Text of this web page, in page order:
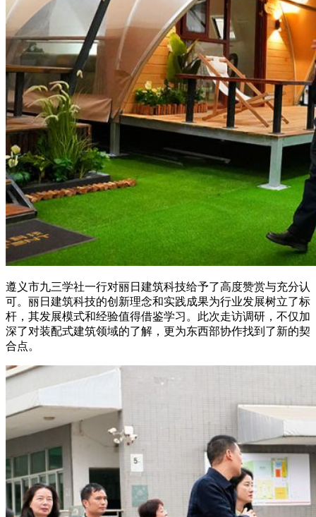
遵义市九三学社一行对丽日建筑科技给予了高度赞赏与充分认
可。丽日建筑科技的创新理念和实践成果为行业发展树立了标
杆，其发展模式和经验值得借鉴学习。此次走访调研，不仅加
深了对装配式建筑领域的了解，更为东西部协作找到了新的契
合点。